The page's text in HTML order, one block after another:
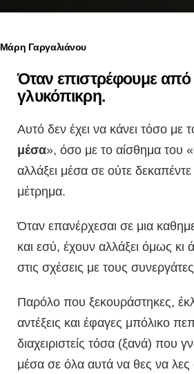
Μάρη Γαργαλιάνου
Όταν επιστρέφουμε από
γλυκόπικρη.
Αυτό δεν έχει να κάνει τόσο με
μέσα», όσο με το αίσθημα του «
αλλάξει μέσα σε ούτε
μέτρημα.
Όταν επανέρχεσαι σε μια
και εσύ, έχουν αλλάξει όμως κι
στις σχέσεις με τους
Παρόλο που ξεκουράστηκες,
αντέξεις και έφαγες μπόλικο
διαχειριστείς τόσα (ξανά) που
μέσα σε όλα αυτά να θες να